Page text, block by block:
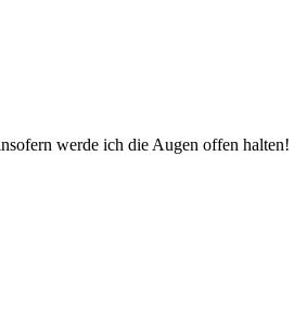
werde ich die Augen offen halten!